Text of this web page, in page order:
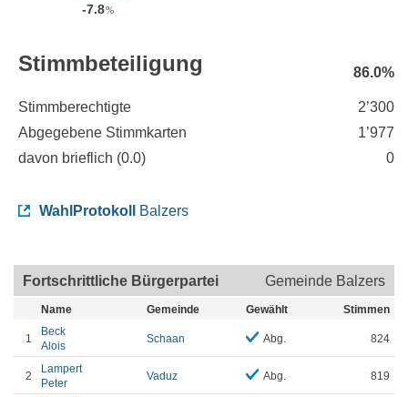
-7.8%
Stimmbeteiligung 86.0%
Stimmberechtigte
2’300
Abgegebene Stimmkarten
1’977
davon brieflich (0.0) 0
WahlProtokoll Balzers
Fortschrittliche Bürgerpartei Gemeinde Balzers
Name Gemeinde Gewählt Stimmen
1
Beck
Alois
Schaan Abg. 824
2
Lampert
Peter
Vaduz Abg. 819